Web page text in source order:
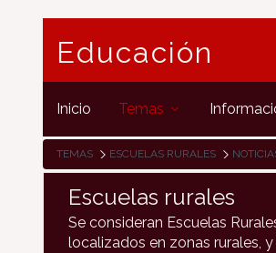
Educación
Inicio Temas
TEMAS ESCUELAS RURALES
Escuelas rurales
Se consideran Escuelas
localizados en zonas rurales,